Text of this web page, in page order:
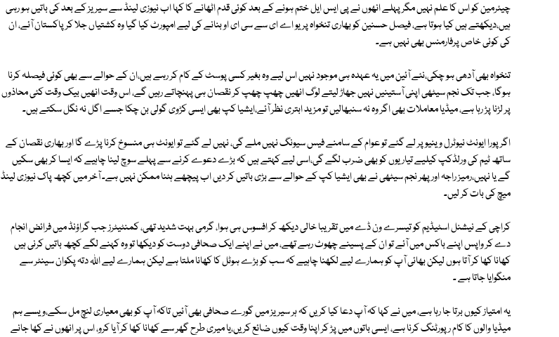
چیئرمین کو اس کا علم نہیں مگر پہلے انھوں نے پی ایس ایل ختم ہونے کے بعد کوئی قدم اٹھانے کا کہا اب نیوزی لینڈ سے سیریز کے بعد کی باتیں ہو رہی
ہیں،دیکھتے ہیں کیا ہوتا ہے، فیصل حسنین کو بھاری تنخواہ پر یو اے ای سے سی ای او بنانے کی لیے امپورٹ کیا گیا وہ کشتیاں جلا کر پاکستان آئے، ان
کی کوئی خاص پرفارمنس بھی نہیں ہے۔
تنخواہ بھی آدھی ہو چکی،نئے آئین میں یہ عہدہ ہی موجود نہیں اس لیے وہ بغیر کسی پوسٹ کے کام کر رہے ہیں،ان کے حوالے سے بھی کوئی فیصلہ کرنا
ہوگا، جب تک نجم سیٹھی اپنی آستینیں نہیں جھاڑ لیتے لوگ انھیں چھپ چھپ کر نقصان ہی پہنچاتے رہیں گے، اس وقت انھیں بیک وقت کئی محاذوں
پر لڑنا پڑ رہا ہے، میڈیا معاملات بھی اگر وہ نہ سنبھالیں تو مزید ابتری نظر آئے،ایشیا کپ بھی ایسی کڑوی گولی بن چکا جسے اگل نہ نگل سکتے ہیں۔
اگر پورا ایونٹ نیوٹرل وینیو پر لے گئے تو عوام کے سامنے فیس سیونگ نہیں ملے گی، نہیں لے گئے تو ایونٹ ہی منسوخ کرنا پڑے گا اور بھاری نقصان کے
ساتھ ٹیم کی ورلڈکپ کیلیے تیاریوں کو بھی ضرب لگے گی،اسی لیے کہتے ہیں کہ بڑے دعوے کرنے سے پہلے سوچ لینا چاہیے کہ ایسا کر بھی سکیں
گے یا نہیں،رمیز راجہ اور پھر نجم سیٹھی نے بھی ایشیا کپ کے حوالے سے بڑی باتیں کر دیں اب پیچھے ہٹنا ممکن نہیں ہے۔ آخر میں کچھ پاک نیوزی لینڈ
میچ کی بات کر لیں۔
کراچی کے نیشنل اسٹیڈیم کو تیسرے ون ڈے میں تقریبا خالی دیکھ کر افسوس ہی ہوا، گرمی بہت شدید تھی، کمنٹیٹرز جب گراؤنڈ میں فرائض انجام
دے کر واپس اپنے باکس میں آئے تو ان کے پسینے چھوٹ رہے تھے، میں نے اپنے ایک صحافی دوست کو دیکھا تو وہ کہنے لگے کچھ باتیں کرنی ہیں
کھانا کھا کر آتا ہوں لیکن بھائی آپ کو ہمارے لیے لکھنا چاہیے کہ سب کو بڑے ہوٹل کا کھانا ملتا ہے لیکن ہمارے لیے اللہ دتہ پکوان سینٹر سے
منگوایا جاتا ہے ۔
یہ امتیاز کیوں برتا جا رہا ہے، میں نے کہا کہ آپ دعا کیا کریں کہ ہر سیریز میں گورے صحافی بھی آئیں تاکہ آپ کو بھی معیاری لنچ مل سکے،ویسے ہم
میڈیا والوں کا کام رپورٹنگ کرنا ہے، ایسی باتوں میں پڑ کر اپنا وقت کیوں ضائع کریں،یا میری طرح گھر سے کھانا کھا کر آیا کرو، اس پر انھوں نے کھا جانے